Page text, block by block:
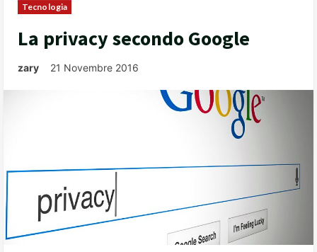
Tecnologia
La privacy secondo Google
zary 21 Novembre 2016